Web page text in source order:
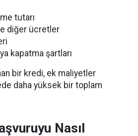
tutarı
diğer ücretler
kapatma şartları
bir kredi, ek maliyetler
daha yüksek bir toplam
Nasıl